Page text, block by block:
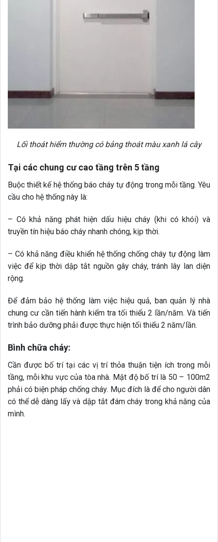
Lối thoát hiểm thường có bảng thoát màu xanh lá cây
Tại các chung cư cao tầng trên 5 tầng
Buộc thiết kế hệ thống báo cháy tự động trong mỗi tầng. Yêu
cầu cho hệ thống này là:
– Có khả năng phát hiện dấu hiệu cháy (khi có khói) và
truyền tín hiệu báo cháy nhanh chóng, kịp thời.
– Có khả năng điều khiển hệ thống chống cháy tự động làm
việc để kịp thời dập tắt nguồn gây cháy, tránh lây lan diện
rộng.
Để đảm bảo hệ thống làm việc hiệu quả, ban quản lý nhà
chung cư cần tiến hành kiểm tra tối thiểu 2 lần/năm. Và tiến
trình bảo dưỡng phải được thực hiện tối thiểu 2 năm/lần.
Bình chữa cháy:
Cần được bố trí tại các vị trí thỏa thuận tiện ích trong mỗi
tầng, mỗi khu vực của tòa nhà. Mật độ bố trí là 50 – 100m2
phải có biện pháp chống cháy. Mục đích là để cho người dân
có thể dễ dàng lấy và dập tắt đám cháy trong khả năng của
mình.